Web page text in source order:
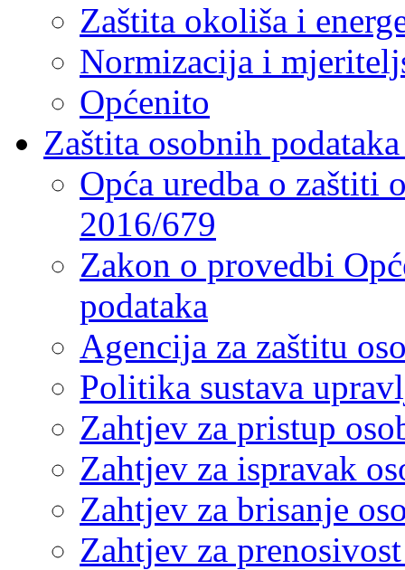
Zaštita okoliša i
Normizacija i
Općenito
Zaštita osobnih
Opća uredba o zaštiti
2016/679
Zakon o provedbi
podataka
Agencija za zaštitu
Politika sustava
Zahtjev za pristup
Zahtjev za ispravak
Zahtjev za brisanje
Zahtjev za